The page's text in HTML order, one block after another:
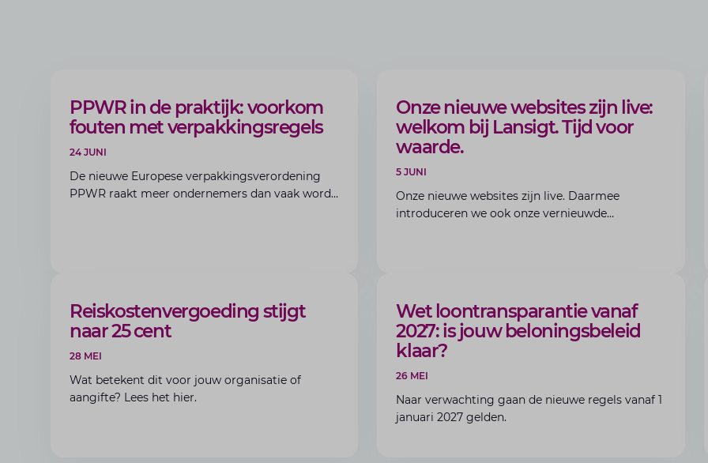
ARTIKEL
PPWR in de praktijk: voorkom
fouten met verpakkingsregels
24 JUNI
De nieuwe Europese verpakkingsverordening
PPWR raakt meer ondernemers dan vaak wordt
ARTIKEL
Onze nieuwe websites zijn live:
welkom bij Lansigt. Tijd voor
waarde.
5 JUNI
Onze nieuwe websites zijn live. Daarmee
introduceren we ook onze vernieuwde
ARTIKEL
Reiskostenvergoeding stijgt
naar 25 cent
28 MEI
Wat betekent dit voor jouw organisatie of
aangifte? Lees het hier.
BLOG
Wet loontransparantie vanaf
2027: is jouw beloningsbeleid
klaar?
26 MEI
Naar verwachting gaan de nieuwe regels vanaf 1
januari 2027 gelden.